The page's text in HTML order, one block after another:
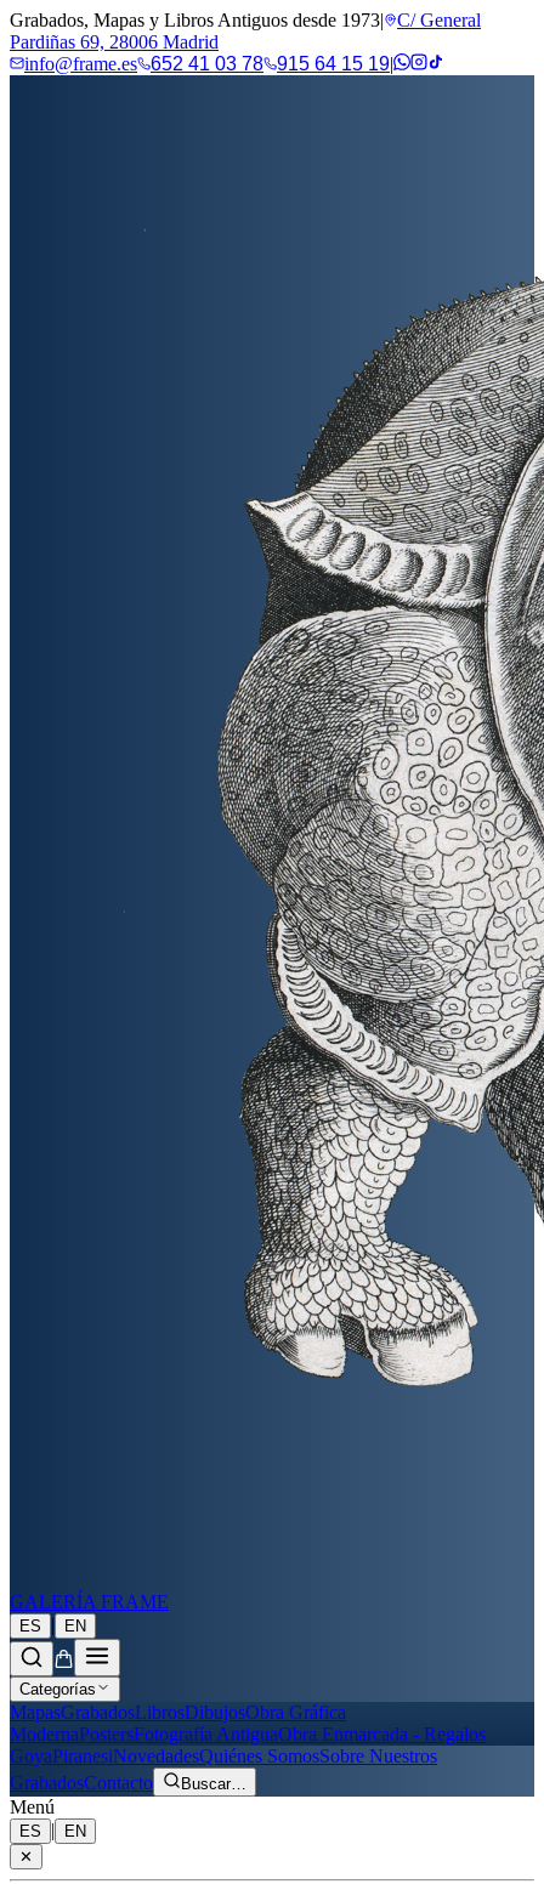
Grabados, Mapas y Libros Antiguos desde 1973|
C/ General
Pardiñas 69, 28006 Madrid
info@frame.es
652 41 03 78 915 64 15 19|
GALERÍA FRAME
ES | EN
Categorías
MapasGrabadosLibrosDibujosObra Gráfica
ModernaPostersFotografía AntiguaObra Enmarcada - Regalos
GoyaPiranesiNovedadesQuiénes SomosSobre Nuestros
GrabadosContacto Buscar…
Menú
ES |
EN
✕